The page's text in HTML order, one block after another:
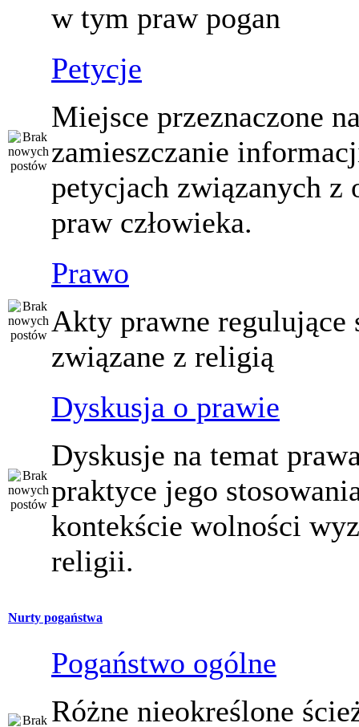
w tym praw pogan
Petycje
Miejsce przeznaczone
zamieszczanie
petycjach związanych z
praw człowieka.
Prawo
Akty prawne regulujące
związane z religią
Dyskusja o prawie
Dyskusje na temat
praktyce jego
kontekście wolności
religii.
Nurty pogaństwa
Pogaństwo ogólne
Różne nieokreślone